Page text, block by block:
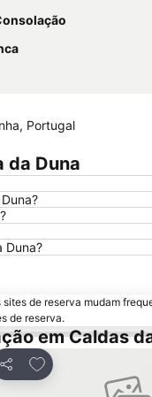
Portugal
da Duna
Duna?
de reserva mudam
de reserva.
em Caldas
Partilhar
Adicionar aos